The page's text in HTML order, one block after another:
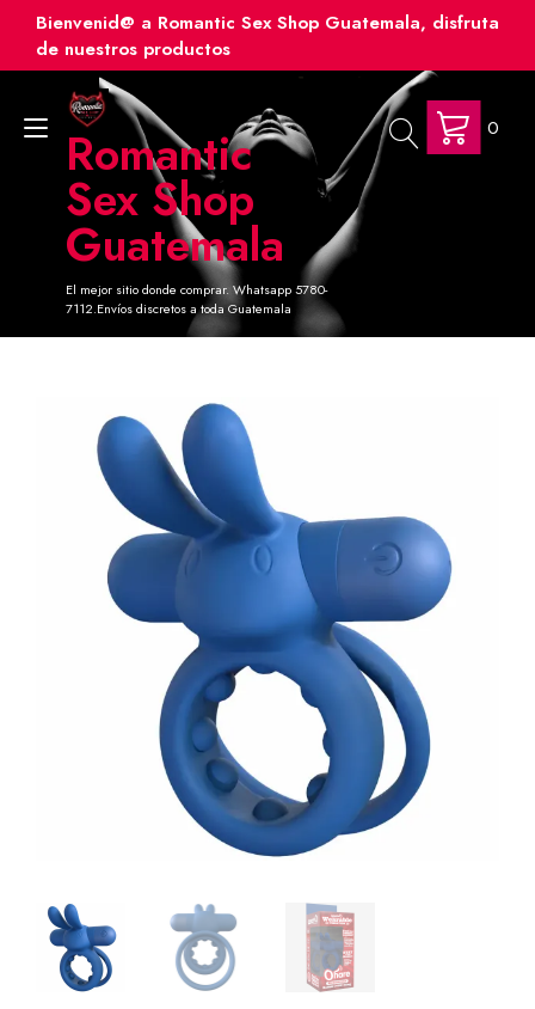
contenido
Bienvenid@ a Romantic Sex Shop Guatemala, disfruta
de nuestros productos
Romantic
Sex Shop
Guatemala
El mejor sitio donde comprar. Whatsapp 5780-
7112.Envíos discretos a toda Guatemala
Alternar
navegación
0